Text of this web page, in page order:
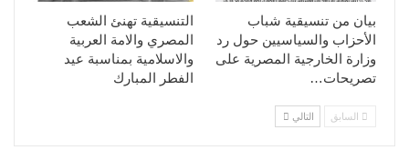
التنسيقية تهنئ الشعب
المصري والامة العربية
والاسلامية بمناسبة عيد
الفطر المبارك
بيان من تنسيقية شباب
الأحزاب والسياسيين حول رد
وزارة الخارجية المصرية على
تصريحات…
السابق التالي